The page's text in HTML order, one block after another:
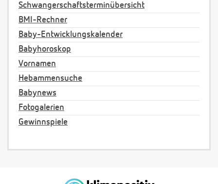
Schwangerschaftsterminübersicht
BMI-Rechner
Baby-Entwicklungskalender
Babyhoroskop
Vornamen
Hebammensuche
Babynews
Fotogalerien
Gewinnspiele